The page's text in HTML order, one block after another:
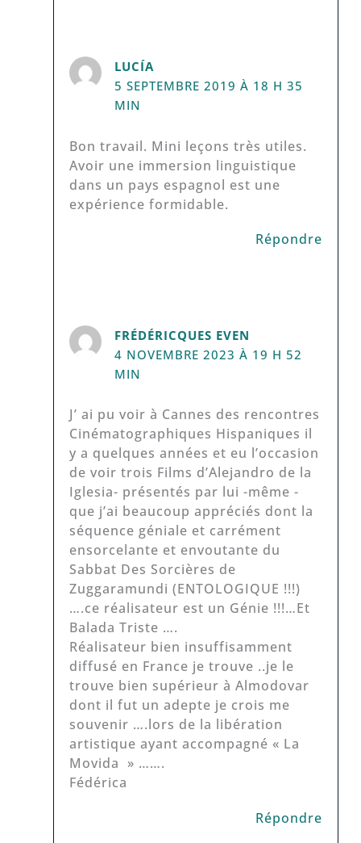
LUCÍA
5 SEPTEMBRE 2019 À 18 H 35
MIN
Bon travail. Mini leçons très utiles.
Avoir une immersion linguistique
dans un pays espagnol est une
expérience formidable.
Répondre
FRÉDÉRICQUES EVEN
4 NOVEMBRE 2023 À 19 H 52
MIN
J’ ai pu voir à Cannes des rencontres
Cinématographiques Hispaniques il
y a quelques années et eu l’occasion
de voir trois Films d’Alejandro de la
Iglesia- présentés par lui -même -
que j’ai beaucoup appréciés dont la
séquence géniale et carrément
ensorcelante et envoutante du
Sabbat Des Sorcières de
Zuggaramundi (ENTOLOGIQUE !!!)
….ce réalisateur est un Génie !!!…Et
Balada Triste ….
Réalisateur bien insuffisamment
diffusé en France je trouve ..je le
trouve bien supérieur à Almodovar
dont il fut un adepte je crois me
souvenir ….lors de la libération
artistique ayant accompagné « La
Movida » …….
Fédérica
Répondre